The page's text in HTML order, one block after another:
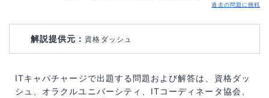
過去の問題に挑戦
解説提供元： 資格ダッシュ
ITキャパチャージで出題する問題および解答は、資格ダッ
シュ、オラクルユニバーシティ、ITコーディネータ協会、